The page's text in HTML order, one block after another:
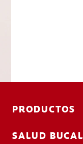
PRODUCTOS
SALUD BUCAL